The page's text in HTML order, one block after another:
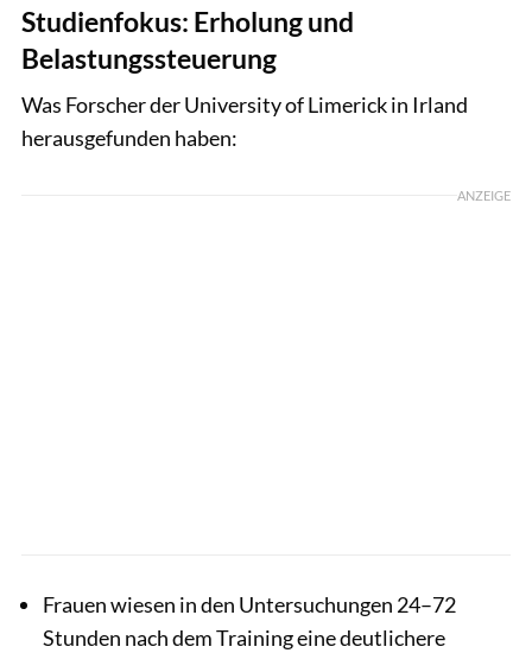
Studienfokus: Erholung und
Belastungssteuerung
Was Forscher der University of Limerick in Irland
herausgefunden haben:
ANZEIGE
Frauen wiesen in den Untersuchungen 24–72
Stunden nach dem Training eine deutlichere